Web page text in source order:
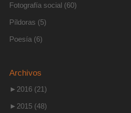
Fotografía social (60)
Píldoras (5)
Poesía (6)
Archivos
► 2016 (21)
► 2015 (48)